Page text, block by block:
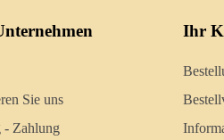
Sie uns
- Zahlung
Ihr